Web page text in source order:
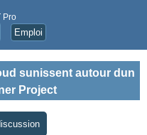
Pro
Emploi
sunissent autour dun
Project